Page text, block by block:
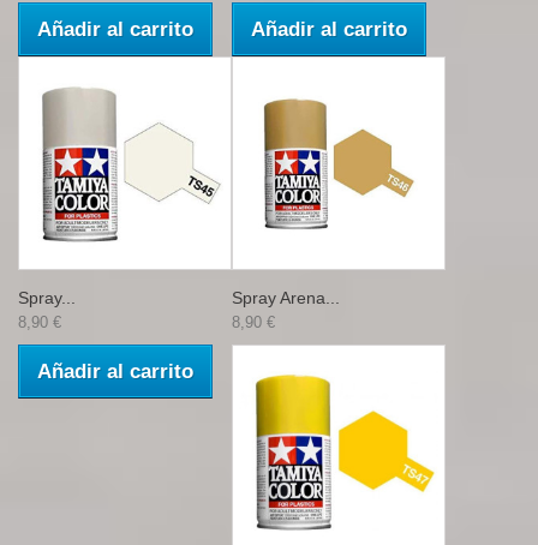
Añadir al carrito Añadir al carrito
Spray...
8,90 €
Añadir al carrito
Spray Arena...
8,90 €